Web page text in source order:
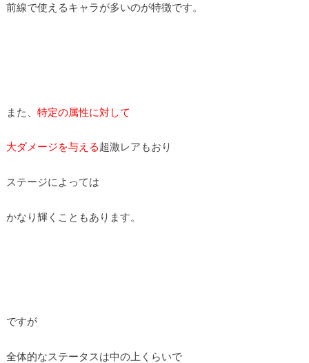
前線で使えるキャラが多いのが特徴です。
また、 特定の属性に対して
大ダメージを与える超激レアもおり
ステージによっては
かなり輝くこともあります。
ですが
全体的なステータスは中の上くらいで